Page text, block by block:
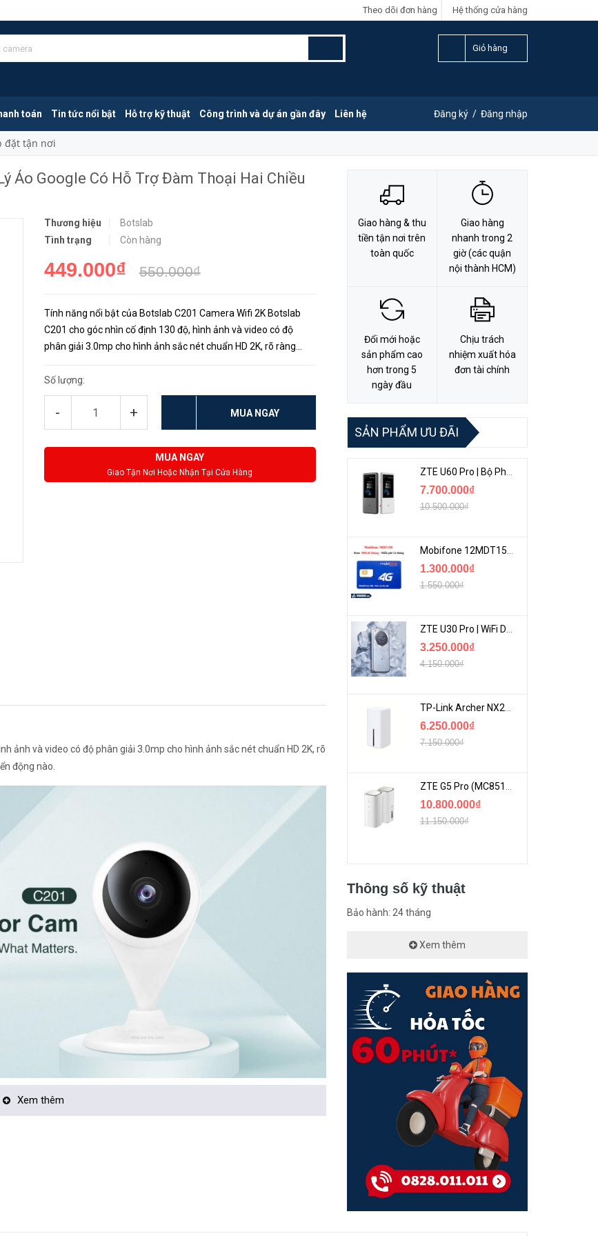
Hệ thống cửa hàng
Theo dõi đơn hàng
Giỏ hàng
toán Tin tức nổi bật Hỗ trợ kỹ thuật Công trình và dự án gần đây Liên hệ Đăng ký / Đăng nhập
đặt tận nơi
Ảo Google Có Hỗ Trợ Đàm Thoại Hai Chiều
Thương hiệu
Botslab
Tình trạng
Còn hàng
449.000₫ 550.000₫
Tính năng nổi bật của Botslab C201 Camera Wifi 2K Botslab
C201 cho góc nhìn cố định 130 độ, hình ảnh và video có độ
phân giải 3.0mp cho hình ảnh sắc nét chuẩn HD 2K, rõ ràng
nào. Thông ...
Số lượng:
- + MUA NGAY
MUA NGAY
Giao Tận Nơi Hoặc Nhận Tại Cửa Hàng
MUA NGAY LIÊN HỆ ĐẶT HÀNG
ảnh và video có độ phân giải 3.0mp cho hình ảnh sắc nét chuẩn HD 2K, rõ
động nào.
Xem thêm
Giao hàng & thu
tiền tận nơi trên
toàn quốc
Giao hàng
nhanh trong 2
giờ (các quận
nội thành HCM)
Đổi mới hoặc
sản phẩm cao
hơn trong 5
ngày đầu
Chịu trách
nhiệm xuất hóa
đơn tài chính
SẢN PHẨM ƯU ĐÃI
ZTE U60 Pro | Bộ Phát 5G Cầm Tay Tích Hợp Công Nghệ WiFi 7, Pin 10000mAh
7.700.000₫
10.500.000₫
Mobifone 12MDT150 | Sim Chuyên 4G Mobifone Dung Lượng Cao 500GB/Tháng Gói 1 Năm
1.300.000₫
1.550.000₫
ZTE U30 Pro | WiFi Di Động 5G Tốc Độ Lên Đến 500Mbps, Màn Hình Cảm Ứng
3.250.000₫
4.150.000₫
TP-Link Archer NX200 | Bộ Phát WiFi Dùng Sim 5G Tốc Độ Cao Mới FullBox
6.250.000₫
7.150.000₫
ZTE G5 Pro (MC8512) | Router 5G WiFi7 Be7200 Hỗ Trợ Băng Tần 6Ghz Cực Mạnh
10.800.000₫
11.150.000₫
Thông số kỹ thuật
Bảo hành: 24 tháng
Xem thêm